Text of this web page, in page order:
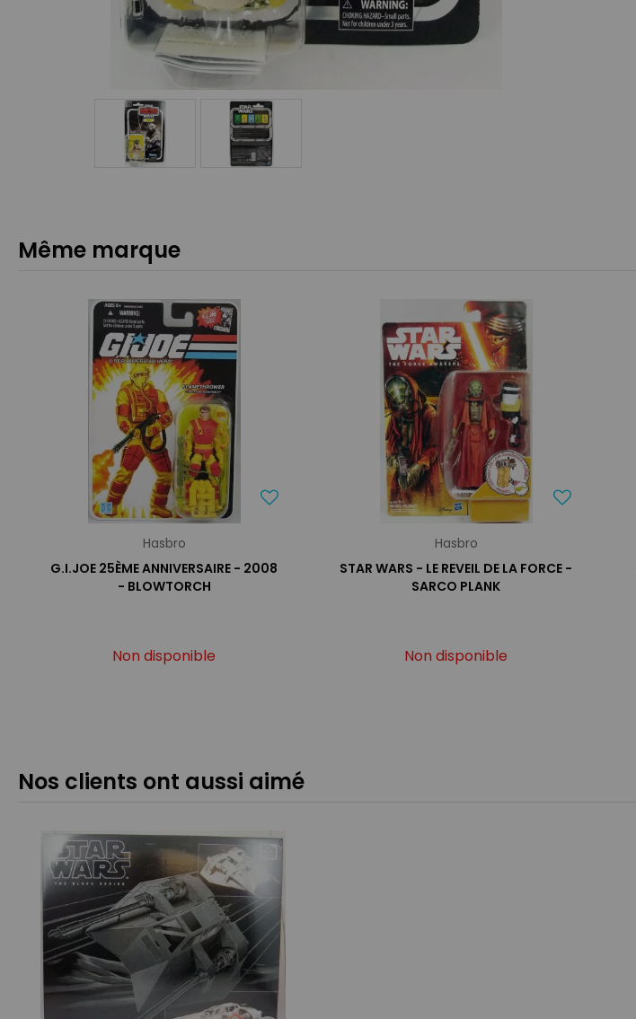
Même marque
Hasbro
G.I.JOE 25ÈME ANNIVERSAIRE - 2008
- BLOWTORCH
Non disponible
Hasbro
STAR WARS - LE REVEIL DE LA FORCE -
SARCO PLANK
Non disponible
Nos clients ont aussi aimé